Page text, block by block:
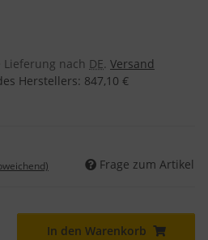
Lieferung nach DE. Versand
Herstellers: 847,10 €
Frage zum Artikel
In den Warenkorb